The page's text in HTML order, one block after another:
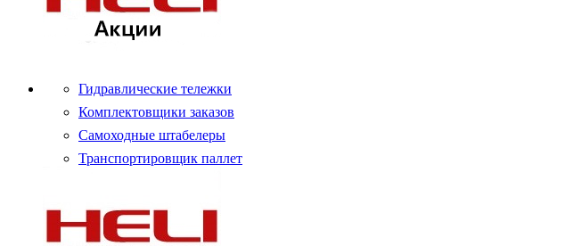
Гидравлические тележки
Комплектовщики заказов
Самоходные штабелеры
Транспортировщик паллет